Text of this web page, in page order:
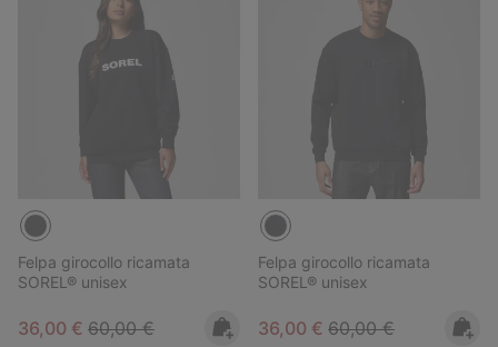
Felpa girocollo ricamata
SOREL® unisex
Sale price:
36,00 € Regular price:
60,00 €
Felpa girocollo ricamata
SOREL® unisex
Sale price:
36,00 € Regular price:
60,00 €